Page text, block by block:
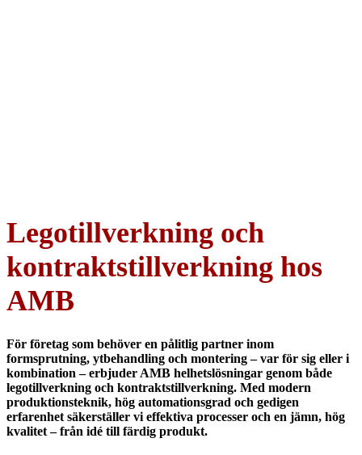
Legotillverkning och
kontraktstillverkning hos
AMB
För företag som behöver en pålitlig partner inom
formsprutning, ytbehandling och montering – var för sig eller i
kombination – erbjuder AMB helhetslösningar genom både
legotillverkning och kontraktstillverkning. Med modern
produktionsteknik, hög automationsgrad och gedigen
erfarenhet säkerställer vi effektiva processer och en jämn, hög
kvalitet – från idé till färdig produkt.